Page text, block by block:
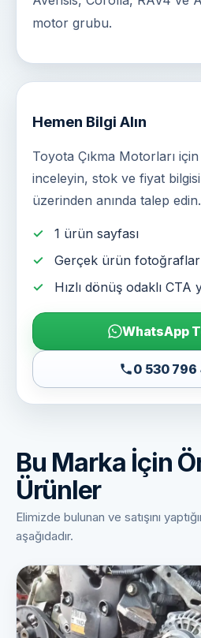
motor grubu.
Hemen Bilgi Alın
Toyota Çıkma Motorları
inceleyin, stok ve fiyat
üzerinden anında talep edin.
1 ürün sayfası
Gerçek ürün
Hızlı dönüş odaklı CTA
WhatsApp
0 530 796
Bu Marka İçin
Ürünler
Elimizde bulunan ve satışını
aşağıdadır.